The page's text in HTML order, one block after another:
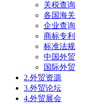
关税查询
各国海关
企业查询
商标专利
标准法规
中国外贸
国际外贸
2.外贸资源
3.外贸论坛
4.外贸展会